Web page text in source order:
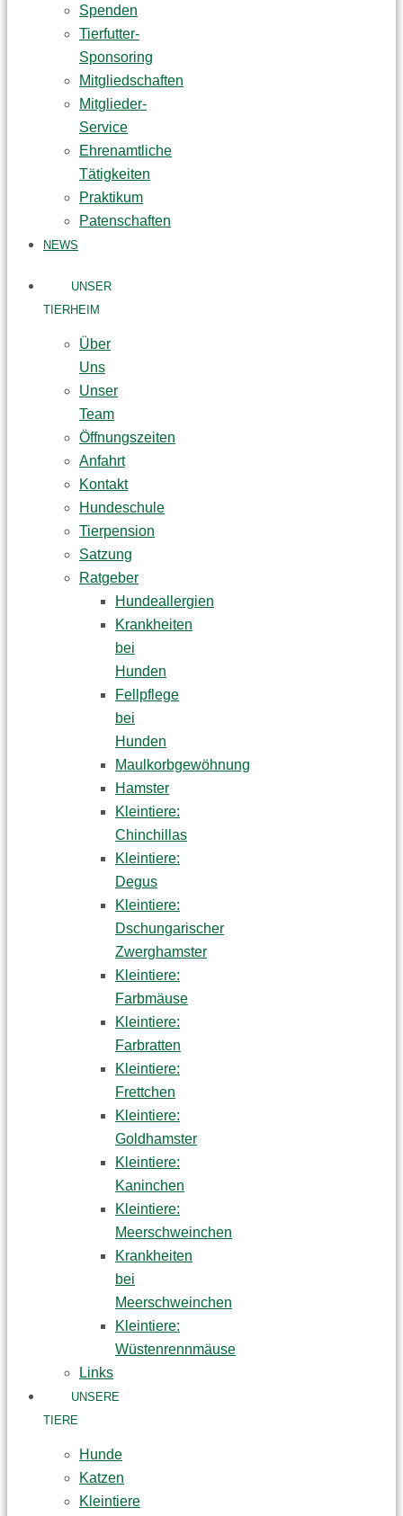
Spenden
Tierfutter-
Sponsoring
Mitgliedschaften
Mitglieder-
Service
Ehrenamtliche
Tätigkeiten
Praktikum
Patenschaften
NEWS
UNSER
TIERHEIM
Über
Uns
Unser
Team
Öffnungszeiten
Anfahrt
Kontakt
Hundeschule
Tierpension
Satzung
Ratgeber
Hundeallergien
Krankheiten
bei
Hunden
Fellpflege
bei
Hunden
Maulkorbgewöhnung
Hamster
Kleintiere:
Chinchillas
Kleintiere:
Degus
Kleintiere:
Dschungarischer
Zwerghamster
Kleintiere:
Farbmäuse
Kleintiere:
Farbratten
Kleintiere:
Frettchen
Kleintiere:
Goldhamster
Kleintiere:
Kaninchen
Kleintiere:
Meerschweinchen
Krankheiten
bei
Meerschweinchen
Kleintiere:
Wüstenrennmäuse
Links
UNSERE
TIERE
Hunde
Katzen
Kleintiere